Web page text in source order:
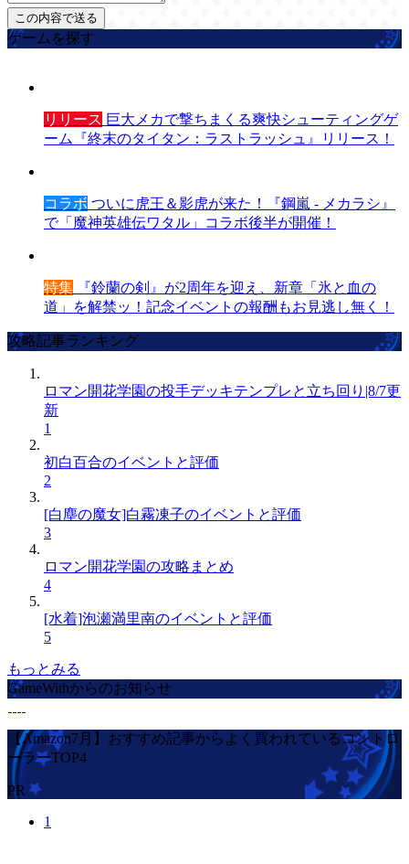
ゲームを探す
リリース 巨大メカで撃ちまくる爽快シューティングゲ
ーム『終末のタイタン：ラストラッシュ』リリース！
コラボ ついに虎王＆影虎が来た！『鋼嵐 - メカラシ』
で「魔神英雄伝ワタル」コラボ後半が開催！
特集 『鈴蘭の剣』が2周年を迎え、新章「氷と血の
道」を解禁ッ！記念イベントの報酬もお見逃し無く！
攻略記事ランキング
ロマン開花学園の投手デッキテンプレと立ち回り|8/7更
新
1
初白百合のイベントと評価
2
[白塵の魔女]白霧凍子のイベントと評価
3
ロマン開花学園の攻略まとめ
4
[水着]泡瀬満里南のイベントと評価
5
もっとみる
GameWithからのお知らせ
【Amazon7月】おすすめ記事からよく買われているコントロ
ーラーTOP4
PR
1